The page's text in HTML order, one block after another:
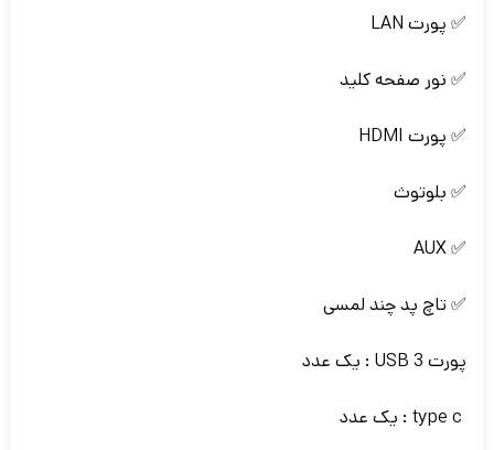
✅ پورت LAN
✅ نور صفحه کلید
✅ پورت HDMI
✅ بلوتوث
✅ AUX
✅ تاچ پد چند لمسی
پورت USB 3 : یک عدد